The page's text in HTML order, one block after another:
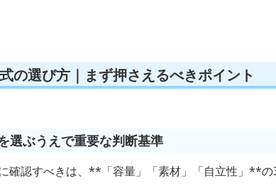
の選び方｜まず押さえるべきポイント
選ぶうえで重要な判断基準
確認すべきは、**「容量」「素材」「自立性」**の3